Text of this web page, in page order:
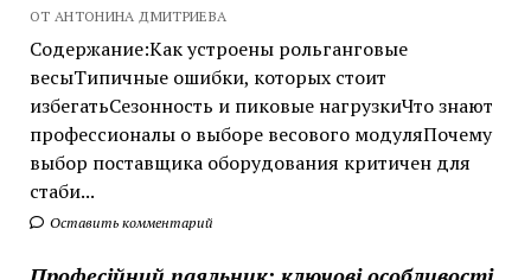
ОТ АНТОНИНА ДМИТРИЕВА
Содержание:Как устроены рольганговые
весыТипичные ошибки, которых стоит
избегатьСезонность и пиковые нагрузкиЧто знают
профессионалы о выборе весового модуляПочему
выбор поставщика оборудования критичен для
стаби...
Оставить комментарий